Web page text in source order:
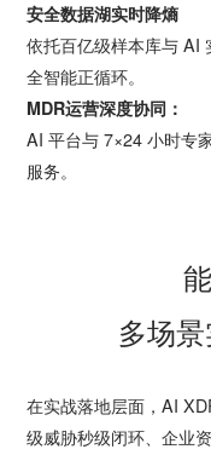
安全数据湖实时降熵
依托百亿级样本库与 AI
全智能正循环。
MDR运营深度协同：
AI 平台与 7×24 小时专
服务。
多场
在实战落地层面，AI
级威胁秒级闭环、企业